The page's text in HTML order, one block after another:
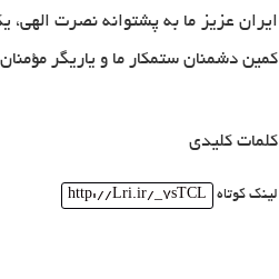
ایران عزیز ما به پشتوانه نصرت
کمین دشمنان ستمکار ما و یاریگر
کلمات کلیدی
لینک کوتاه http://Lri.ir/_7sTCL